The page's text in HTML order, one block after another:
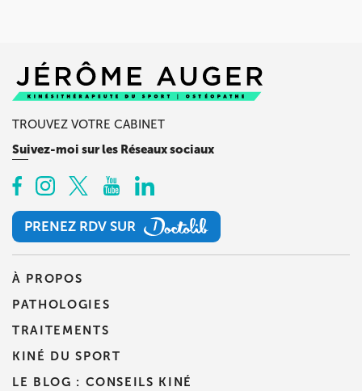
TROUVEZ VOTRE CABINET
Suivez-moi sur les Réseaux sociaux
PRENEZ RDV SUR
PRENEZ RDV SUR
À PROPOS
PATHOLOGIES
TRAITEMENTS
KINÉ DU SPORT
LE BLOG : CONSEILS KINÉ